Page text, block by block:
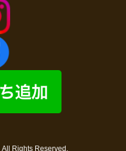
All Rights Reserved.